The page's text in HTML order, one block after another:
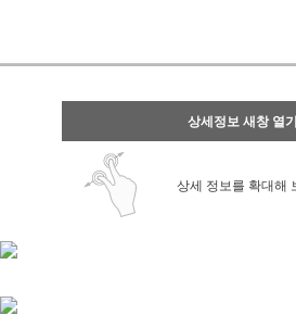
상세정보 새창 열기
상세 정보를 확대해